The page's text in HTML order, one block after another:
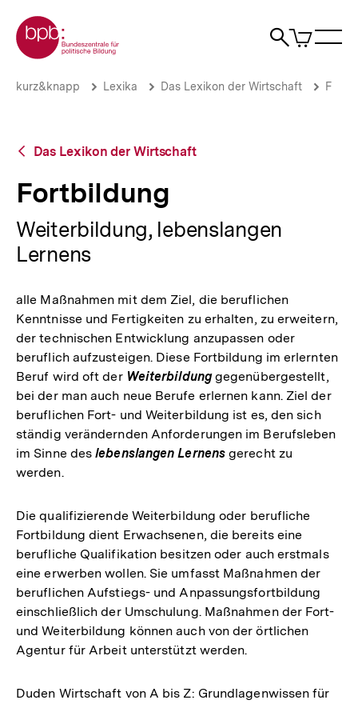
zum
Seiteninhalt
springen
Zur Startseite der bpb
Suche
Artikel
im
Fortbildung
Brotkrümelnavigation
Pfadnavigation
kurz&knapp Lexika Das Lexikon der Wirtschaft F
Zurück
Übersicht
Das Lexikon der Wirtschaft
Fortbildung
Weiterbildung, lebenslangen
Lernens
alle Maßnahmen mit dem Ziel, die beruflichen
Kenntnisse und Fertigkeiten zu erhalten, zu erweitern,
der technischen Entwicklung anzupassen oder
beruflich aufzusteigen. Diese Fortbildung im erlernten
Beruf wird oft der Weiterbildunggegenübergestellt,
bei der man auch neue Berufe erlernen kann. Ziel der
beruflichen Fort- und Weiterbildung ist es, den sich
ständig verändernden Anforderungen im Berufsleben
im Sinne deslebenslangen Lernensgerecht zu
werden.
Die qualifizierende Weiterbildung oder berufliche
Fortbildung dient Erwachsenen, die bereits eine
berufliche Qualifikation besitzen oder auch erstmals
eine erwerben wollen. Sie umfasst Maßnahmen der
beruflichen Aufstiegs- und Anpassungsfortbildung
einschließlich der Umschulung. Maßnahmen der Fort-
und Weiterbildung können auch von der örtlichen
Agentur für Arbeit unterstützt werden.
Duden Wirtschaft von A bis Z: Grundlagenwissen für